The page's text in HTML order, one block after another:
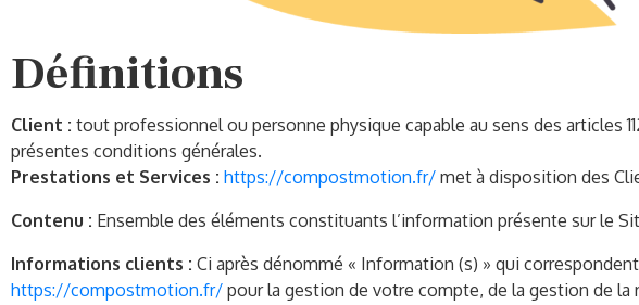
Définitions
Client : tout professionnel ou personne physique capable au sens des articles
présentes conditions générales.
Prestations et Services : https://compostmotion.fr/ met à disposition des
Contenu : Ensemble des éléments constituants l’information présente sur le
Informations clients : Ci après dénommé « Information (s) » qui
https://compostmotion.fr/ pour la gestion de votre compte, de la gestion de